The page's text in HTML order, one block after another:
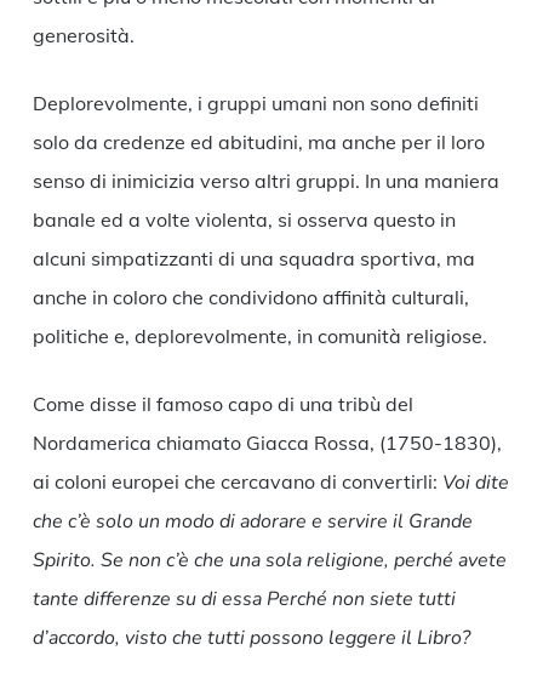
generosità.
Deplorevolmente, i gruppi umani non sono definiti
solo da credenze ed abitudini, ma anche per il loro
senso di inimicizia verso altri gruppi. In una maniera
banale ed a volte violenta, si osserva questo in
alcuni simpatizzanti di una squadra sportiva, ma
anche in coloro che condividono affinità culturali,
politiche e, deplorevolmente, in comunità religiose.
Come disse il famoso capo di una tribù del
Nordamerica chiamato Giacca Rossa, (1750-1830),
ai coloni europei che cercavano di convertirli: Voi dite
che c’è solo un modo di adorare e servire il Grande
Spirito. Se non c’è che una sola religione, perché avete
tante differenze su di essa Perché non siete tutti
d’accordo, visto che tutti possono leggere il Libro?